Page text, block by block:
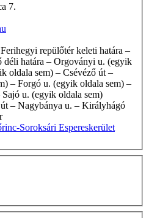
7.
déli határa – Orgoványi u. (egyik
oldala sem) – Csévéző út –
– Forgó u. (egyik oldala sem) –
u. (egyik oldala sem)
– Nagybánya u. – Királyhágó
Soroksári Espereskerület